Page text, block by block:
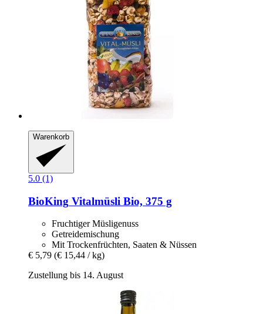
Warenkorb
5.0 (1)
BioKing Vitalmüsli Bio, 375 g
Fruchtiger Müsligenuss
Getreidemischung
Mit Trockenfrüchten, Saaten & Nüssen
€ 5,79 (€ 15,44 / kg)
Zustellung bis 14. August